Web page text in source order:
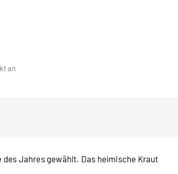
an
Jahres gewählt. Das heimische Kraut